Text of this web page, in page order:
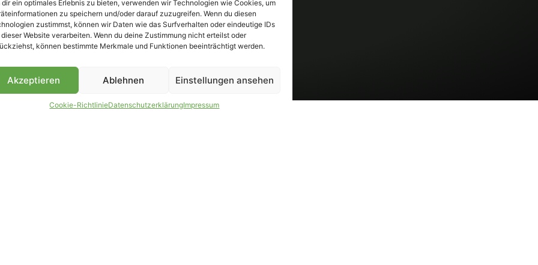
dir ein optimales Erlebnis zu bieten, verwenden wir Technologien wie Cookies, um
zu speichern und/oder darauf zuzugreifen. Wenn du diesen
zustimmst, können wir Daten wie das Surfverhalten oder eindeutige IDs
Website verarbeiten. Wenn du deine Zustimmung nicht erteilst oder
können bestimmte Merkmale und Funktionen beeinträchtigt werden.
Akzeptieren Ablehnen Einstellungen ansehen
Cookie-RichtlinieDatenschutzerklärungImpressum